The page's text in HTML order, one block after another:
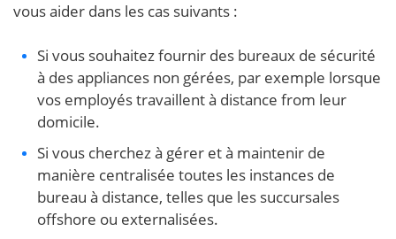
vous aider dans les cas suivants :
Si vous souhaitez fournir des bureaux de sécurité
à des appliances non gérées, par exemple lorsque
vos employés travaillent à distance from leur
domicile.
Si vous cherchez à gérer et à maintenir de
manière centralisée toutes les instances de
bureau à distance, telles que les succursales
offshore ou externalisées.